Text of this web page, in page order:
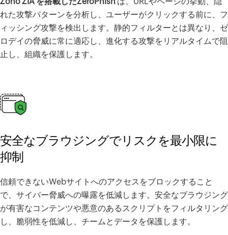
れた攻撃パターンを分析し、ユーザーがクリックする前に、フ
ィッシング攻撃を検出します。静的フィルターとは異なり、ゼ
ロデイの脅威に常に適応し、進化する攻撃をリアルタイムで阻
止し、組織を保護します。
安全なブラウジングでリスクを最小限に
抑制
信頼できないWebサイトへのアクセスをブロックすること
で、サイバー脅威への曝露を低減します。安全なブラウジング
が有害なコンテンツや悪意のあるスクリプトをフィルタリング
し、脆弱性を低減し、チームとデータを保護します。